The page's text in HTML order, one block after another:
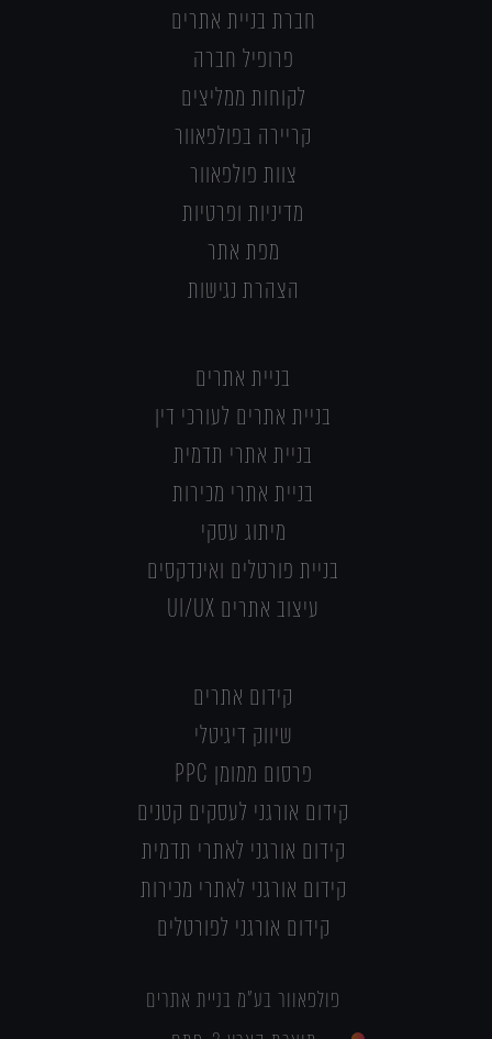
חברת בניית אתרים
פרופיל חברה
לקוחות ממליצים
קריירה בפולפאוור
צוות פולפאוור
מדיניות ופרטיות
מפת אתר
הצהרת נגישות
בניית אתרים
בניית אתרים לעורכי דין
בניית אתרי תדמית
בניית אתרי מכירות
מיתוג עסקי
בניית פורטלים ואינדקסים
עיצוב אתרים UI/UX
קידום אתרים
שיווק דיגיטלי
פרסום ממומן PPC
קידום אורגני לעסקים קטנים
קידום אורגני לאתרי תדמית
קידום אורגני לאתרי מכירות
קידום אורגני לפורטלים
פולפאוור בע"מ בניית אתרים